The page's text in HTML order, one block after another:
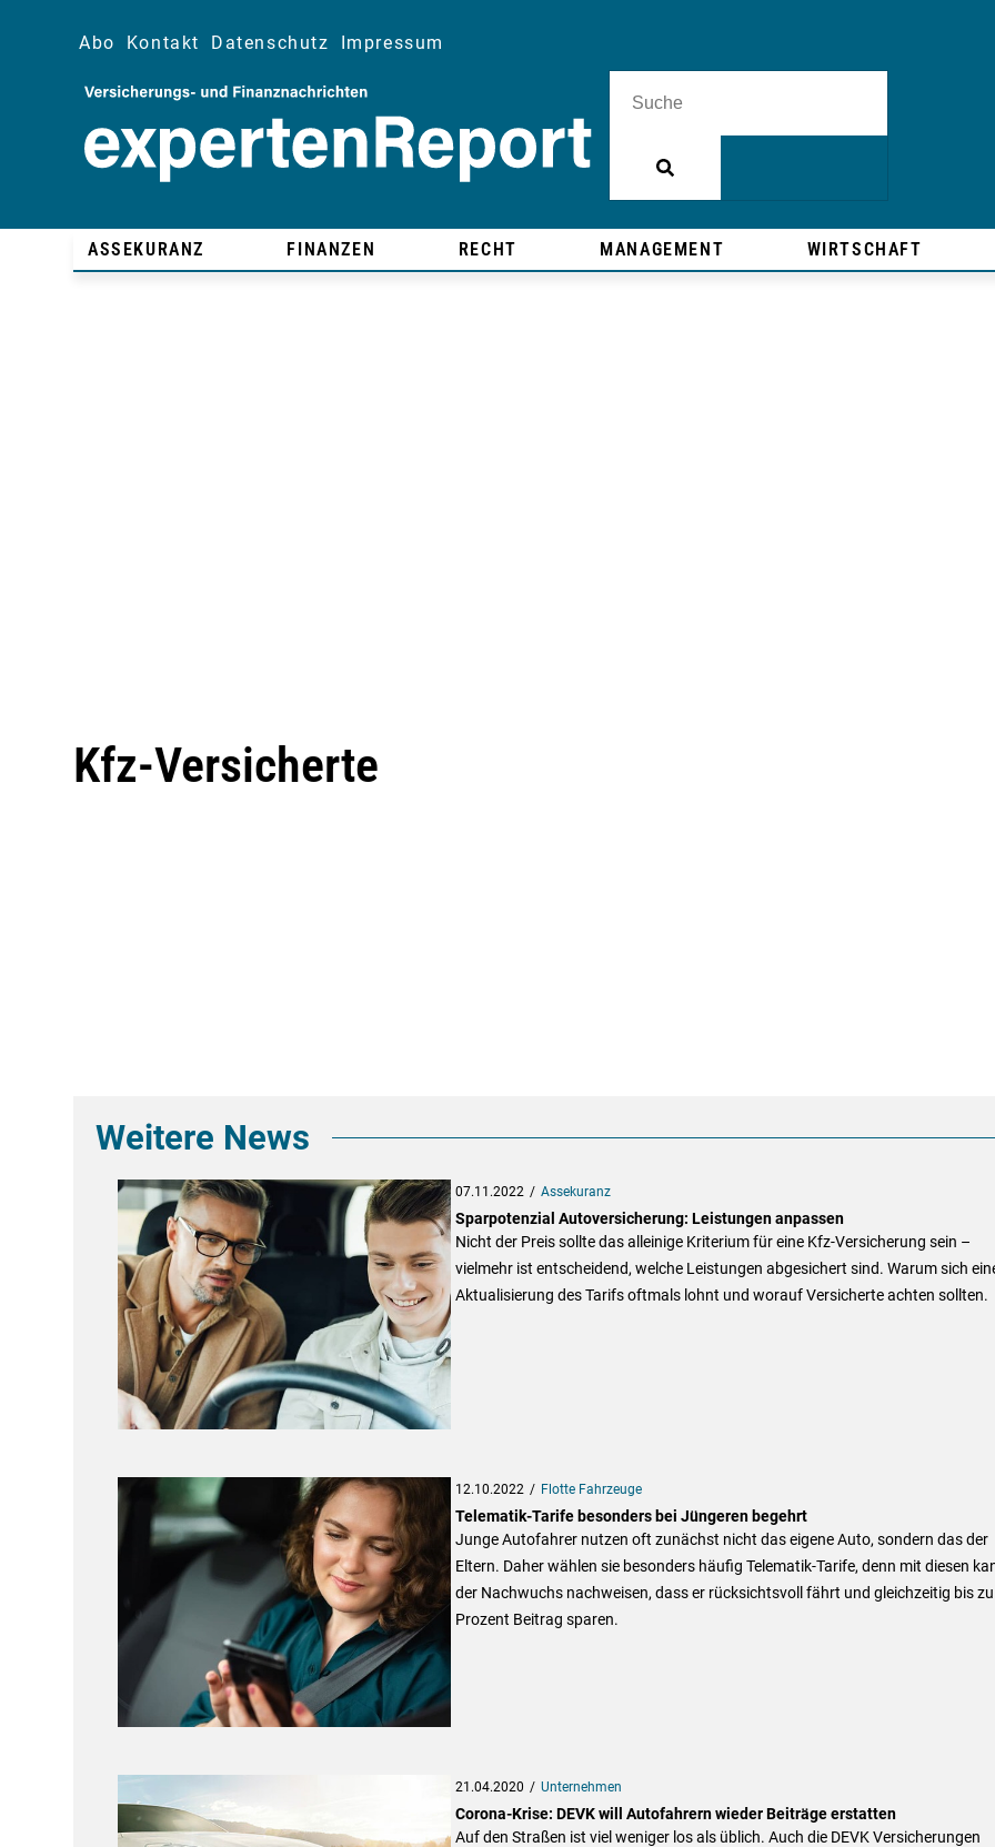
Abo Kontakt Datenschutz Impressum
ASSEKURANZ FINANZEN RECHT MANAGEMENT WIRTSCHAFT
Kfz-Versicherte
Weitere News
07.11.2022 Assekuranz
Sparpotenzial Autoversicherung: Leistungen anpassen
Nicht der Preis sollte das alleinige Kriterium für eine Kfz-Versicherung sein –
vielmehr ist entscheidend, welche Leistungen abgesichert sind. Warum sich
Aktualisierung des Tarifs oftmals lohnt und worauf Versicherte achten sollten.
12.10.2022 Flotte Fahrzeuge
Telematik-Tarife besonders bei Jüngeren begehrt
Junge Autofahrer nutzen oft zunächst nicht das eigene Auto, sondern das der
Eltern. Daher wählen sie besonders häufig Telematik-Tarife, denn mit diesen
der Nachwuchs nachweisen, dass er rücksichtsvoll fährt und gleichzeitig bis
Prozent Beitrag sparen.
21.04.2020 Unternehmen
Corona-Krise: DEVK will Autofahrern wieder Beiträge erstatten
Auf den Straßen ist viel weniger los als üblich. Auch die DEVK Versicherungen